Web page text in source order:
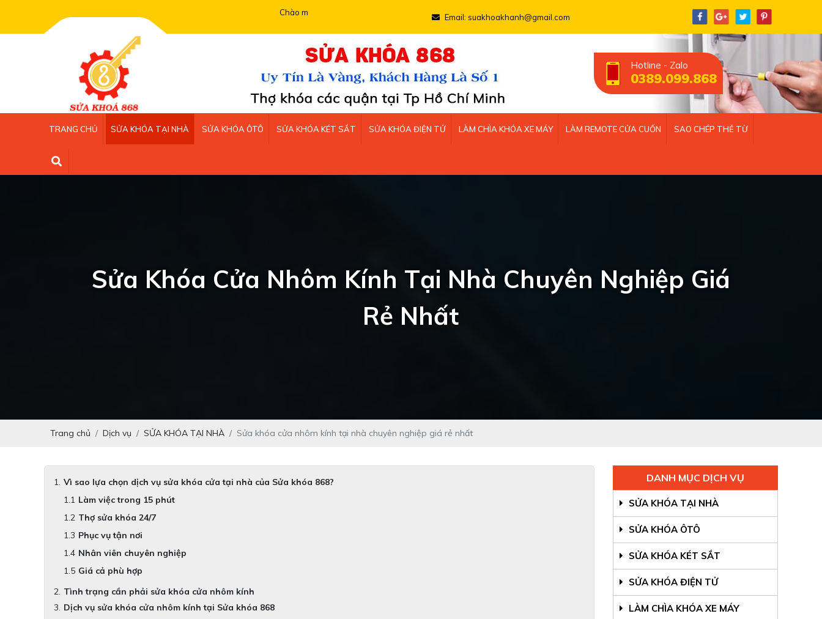
Chào mừng bạn đến với Sửa khóa 868 Email: suakhoakhanh@gmail.com
Hotline - Zalo
0389.099.868
TRANG CHỦ SỬA KHÓA TẠI NHÀ SỬA KHÓA ÔTÔ SỬA KHÓA KÉT SẮT SỬA KHÓA ĐIỆN TỬ LÀM CHÌA KHÓA XE MÁY LÀM REMOTE CỬA CUỐN SAO CHÉP THẺ TỪ
Sửa Khóa Cửa Nhôm Kính Tại Nhà Chuyên Nghiệp Giá
Rẻ Nhất
Trang chủ Dịch vụ SỬA KHÓA TẠI NHÀ Sửa khóa cửa nhôm kính tại nhà chuyên nghiệp giá rẻ nhất
Vì sao lựa chọn dịch vụ sửa khóa cửa tại nhà của Sửa khóa 868?
Làm việc trong 15 phút
Thợ sửa khóa 24/7
Phục vụ tận nơi
Nhân viên chuyên nghiệp
Giá cả phù hợp
Tình trạng cần phải sửa khóa cửa nhôm kính
Dịch vụ sửa khóa cửa nhôm kính tại Sửa khóa 868
DANH MỤC DỊCH VỤ
SỬA KHÓA TẠI NHÀ
SỬA KHÓA ÔTÔ
SỬA KHÓA KÉT SẮT
SỬA KHÓA ĐIỆN TỬ
LÀM CHÌA KHÓA XE MÁY